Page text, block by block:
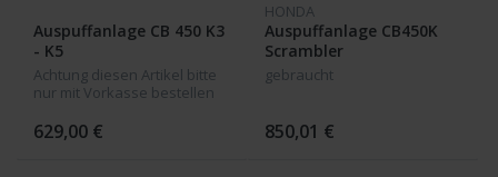
Auspuffanlage CB 450 K3
- K5
Achtung diesen Artikel bitte
nur mit Vorkasse bestellen
Neuteile aus dem Zubehör
629,00 €
HONDA
Auspuffanlage CB450K
Scrambler
gebraucht
850,01 €